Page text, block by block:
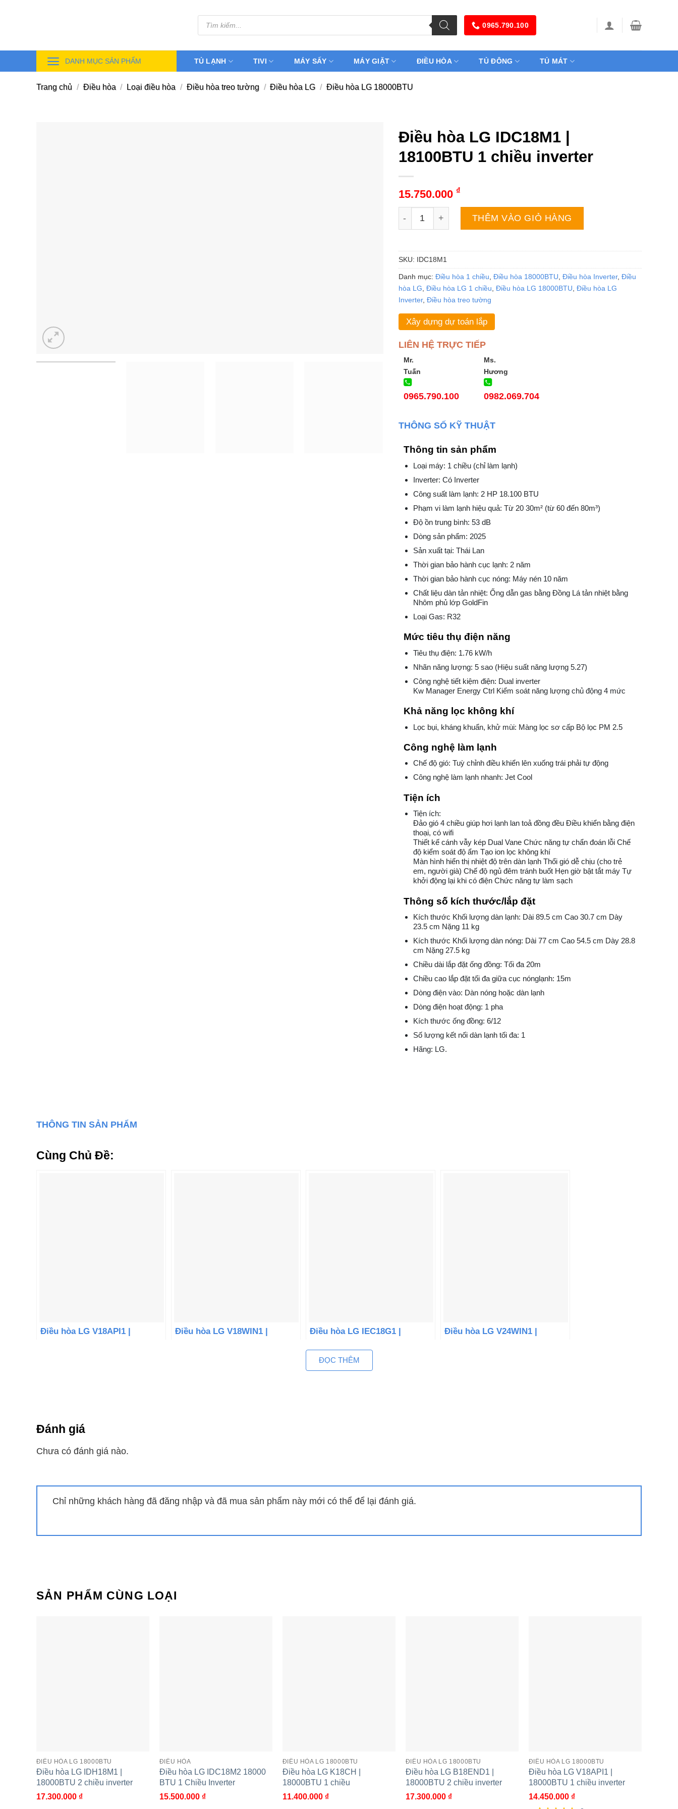
Tìm
kiếm
sản
0965.790.100
DANH MỤC SẢN PHẨM TỦ LẠNH TIVI MÁY SẤY MÁY GIẶT ĐIỀU HÒA TỦ ĐÔNG TỦ MÁT
Trang chủ / Điều hòa / Loại điều hòa / Điều hòa treo tường / Điều hòa LG / Điều hòa LG 18000BTU
Điều hòa LG IDC18M1 |
18100BTU 1 chiều inverter
15.750.000 ₫
Điều hòa LG IDC18M1 | 18100BTU 1 chiều inverter số lượng
THÊM VÀO GIỎ HÀNG
SKU: IDC18M1
Danh mục: Điều hòa 1 chiều Điều hòa 18000BTU Điều hòa Inverter, Điều
hòa LG Điều hòa LG 1 chiều Điều hòa LG 18000BTU Điều hòa LG
Inverter, Điều hòa treo tường
Xây dựng dự toán lắp
LIÊN HỆ TRỰC TIẾP
Mr.
Tuấn
0965.790.100
Ms.
Hương
0982.069.704
THÔNG SỐ KỸ THUẬT
Thông tin sản phẩm
Loại máy: 1 chiều (chỉ làm lạnh)
Inverter: Có Inverter
Công suất làm lạnh: 2 HP 18.100 BTU
Phạm vi làm lạnh hiệu quả: Từ 20 30m² (từ 60 đến 80m³)
Độ ồn trung bình: 53 dB
Dòng sản phẩm: 2025
Sản xuất tại: Thái Lan
Thời gian bảo hành cục lạnh: 2 năm
Thời gian bảo hành cục nóng: Máy nén 10 năm
Chất liệu dàn tản nhiệt: Ống dẫn gas bằng Đồng Lá tản nhiệt bằng
Nhôm phủ lớp GoldFin
Loại Gas: R32
Mức tiêu thụ điện năng
Tiêu thụ điện: 1.76 kW/h
Nhãn năng lượng: 5 sao (Hiệu suất năng lượng 5.27)
Công nghệ tiết kiệm điện: Dual inverter
Kw Manager Energy Ctrl Kiểm soát năng lượng chủ động 4 mức
Khả năng lọc không khí
Lọc bụi, kháng khuẩn, khử mùi: Màng lọc sơ cấp Bộ lọc PM 2.5
Công nghệ làm lạnh
Chế độ gió: Tuỳ chỉnh điều khiển lên xuống trái phải tự động
Công nghệ làm lạnh nhanh: Jet Cool
Tiện ích
Tiện ích:
Đảo gió 4 chiều giúp hơi lạnh lan toả đồng đều Điều khiển bằng điện
thoại, có wifi
Thiết kế cánh vẫy kép Dual Vane Chức năng tự chẩn đoán lỗi Chế
độ kiểm soát độ ẩm Tạo ion lọc không khí
Màn hình hiển thị nhiệt độ trên dàn lạnh Thổi gió dễ chịu (cho trẻ
em, người già) Chế độ ngủ đêm tránh buốt Hẹn giờ bật tắt máy Tự
khởi động lại khi có điện Chức năng tự làm sạch
Thông số kích thước/lắp đặt
Kích thước Khối lượng dàn lạnh: Dài 89.5 cm Cao 30.7 cm Dày
23.5 cm Nặng 11 kg
Kích thước Khối lượng dàn nóng: Dài 77 cm Cao 54.5 cm Dày 28.8
cm Nặng 27.5 kg
Chiều dài lắp đặt ống đồng: Tối đa 20m
Chiều cao lắp đặt tối đa giữa cục nónglạnh: 15m
Dòng điện vào: Dàn nóng hoặc dàn lạnh
Dòng điện hoạt động: 1 pha
Kích thước ống đồng: 6/12
Số lượng kết nối dàn lạnh tối đa: 1
Hãng: LG.
THÔNG TIN SẢN PHẨM
Cùng Chủ Đề:
Điều hòa LG V18API1 |
Điều hòa LG V18WIN1 |
Điều hòa LG IEC18G1 |
Điều hòa LG V24WIN1 |
ĐỌC THÊM
Đánh giá
Chưa có đánh giá nào.
Chỉ những khách hàng đã đăng nhập và đã mua sản phẩm này mới có thể để lại đánh giá.
SẢN PHẨM CÙNG LOẠI
ĐIỀU HÒA LG 18000BTU
Điều hòa LG IDH18M1 |
18000BTU 2 chiều inverter
17.300.000 ₫
ĐIỀU HÒA
Điều hòa LG IDC18M2 18000
BTU 1 Chiều Inverter
15.500.000 ₫
ĐIỀU HÒA LG 18000BTU
Điều hòa LG K18CH |
18000BTU 1 chiều
11.400.000 ₫
ĐIỀU HÒA LG 18000BTU
Điều hòa LG B18END1 |
18000BTU 2 chiều inverter
17.300.000 ₫
ĐIỀU HÒA LG 18000BTU
Điều hòa LG V18API1 |
18000BTU 1 chiều inverter
14.450.000 ₫